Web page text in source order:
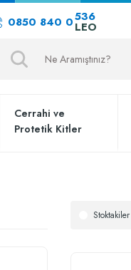
0850 840 0536
LEO
Cerrahi ve
Protetik Kitler
Stoktakiler